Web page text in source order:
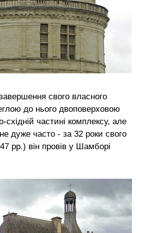
свого власного
до нього двоповерховою
східній частині комплексу, але
дуже часто - за 32 роки свого
рр.) він провів у Шамборі